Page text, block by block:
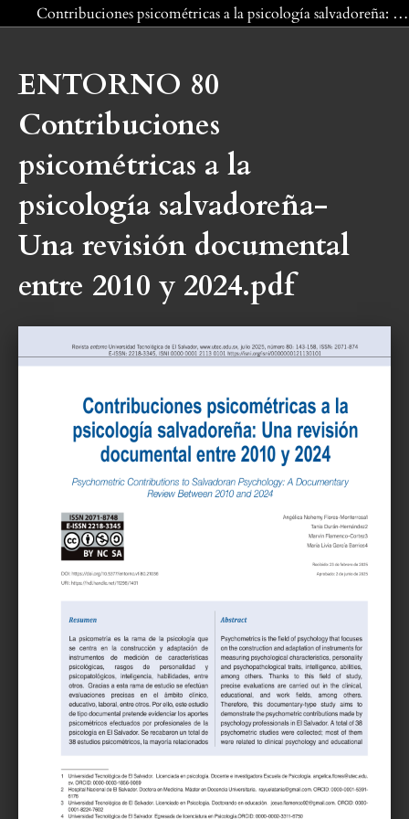
Volver a los detalles del artículo Contribuciones psicométricas a la psicología salvadoreña: Una revisión documental entre 2010 y 2024